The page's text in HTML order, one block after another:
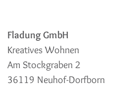
Fladung GmbH
Kreatives Wohnen
Am Stockgraben 2
36119 Neuhof-Dorfborn